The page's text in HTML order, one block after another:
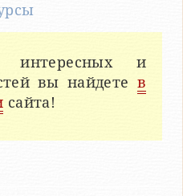
интересных и
вы найдете в
сайта!